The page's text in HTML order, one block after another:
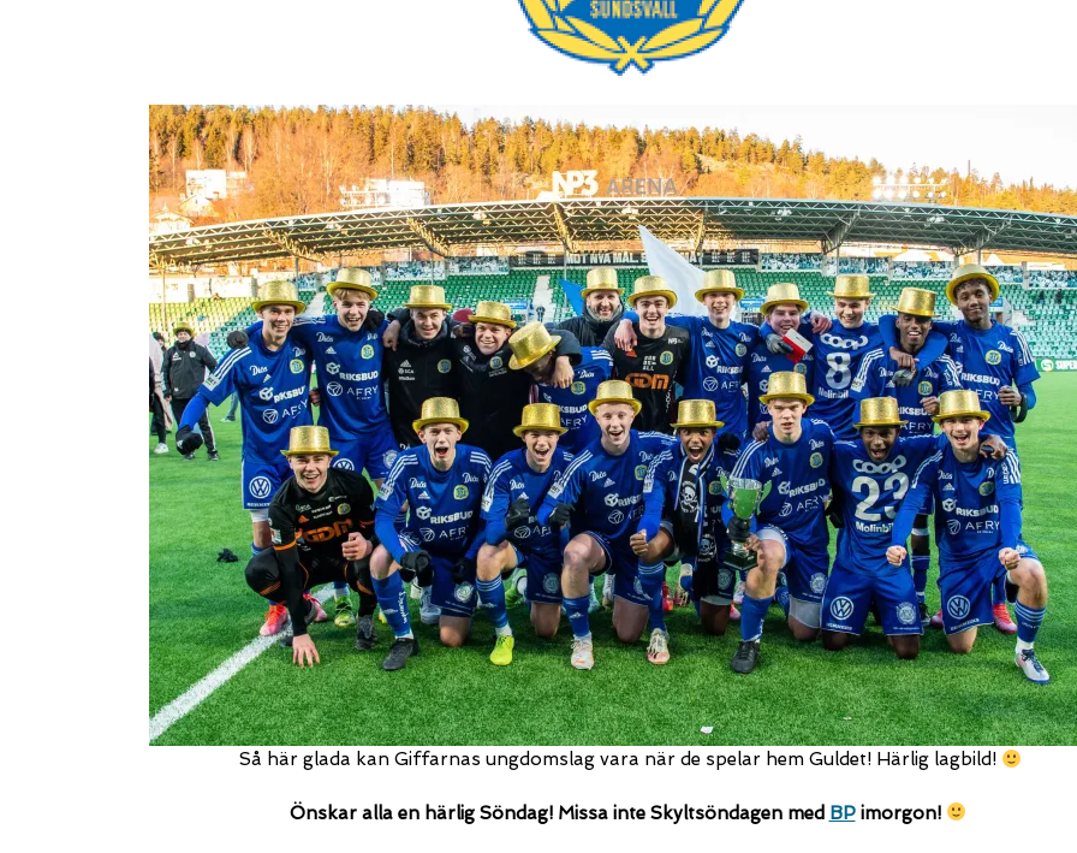
Så här glada kan Giffarnas ungdomslag vara när de spelar hem Guldet! Härlig lagbild!
Önskar alla en härlig Söndag! Missa inte Skyltsöndagen med BPimorgon!